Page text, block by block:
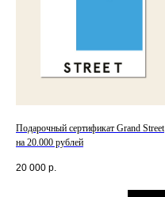
Подарочный сертификат Grand Street
на 20.000 рублей
20 000 р.